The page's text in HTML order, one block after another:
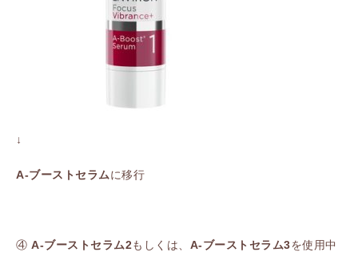
↓
A-ブーストセラムに移行
④ A-ブーストセラム2もしくは、 A-ブーストセラム3を使用中